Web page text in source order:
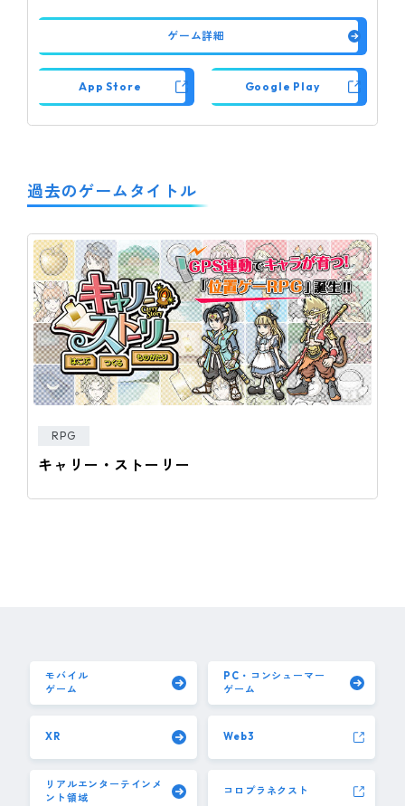
ゲーム詳細
App Store Google Play
過去のゲームタイトル
RPG
キャリー・ストーリー
モバイル
ゲーム
PC・コンシューマー
ゲーム
XR Web3
リアルエンターテインメ
ント領域
コロプラネクスト